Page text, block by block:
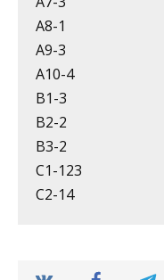
А8-1
А9-3
А10-4
В1-3
В2-2
В3-2
С1-123
С2-14